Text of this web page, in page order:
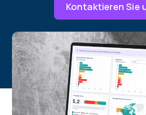
Kontaktieren Sie